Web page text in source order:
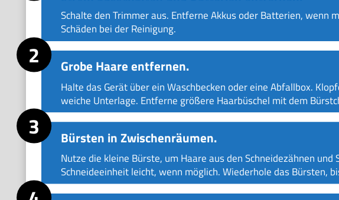
Schalte den Trimmer aus. Entferne Akkus oder Batterien, wenn
Schäden bei der Reinigung.
Grobe Haare entfernen.
Halte das Gerät über ein Waschbecken oder eine Abfallbox.
weiche Unterlage. Entferne größere Haarbüschel mit dem
Bürsten in Zwischenräumen.
Nutze die kleine Bürste, um Haare aus den Schneidezähnen
Schneideeinheit leicht, wenn möglich. Wiederhole das Bürsten,